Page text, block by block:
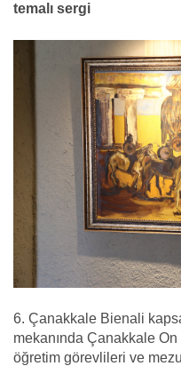
temalı sergi
6. Çanakkale Bienali
mekanında Çanakkale
öğretim görevlileri ve